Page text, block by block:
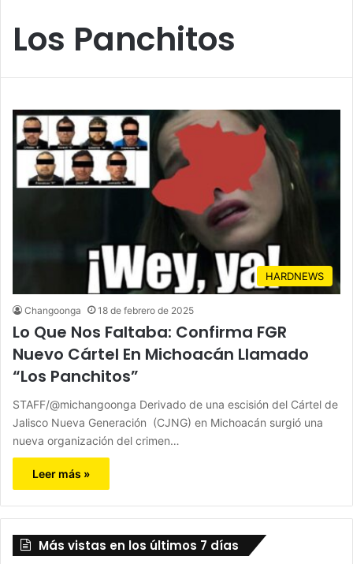
Los Panchitos
HARDNEWS
Changoonga 18 de febrero de 2025
Lo Que Nos Faltaba: Confirma FGR
Nuevo Cártel En Michoacán Llamado
“Los Panchitos”
STAFF/@michangoonga Derivado de una escisión del Cártel de
Jalisco Nueva Generación (CJNG) en Michoacán surgió una
nueva organización del crimen…
Leer más »
Más vistas en los últimos 7 días